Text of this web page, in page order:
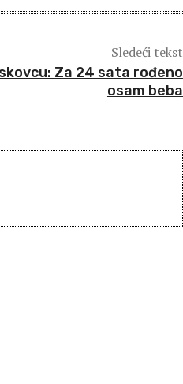
Sledeći tekst
Za 24 sata rođeno
osam beba